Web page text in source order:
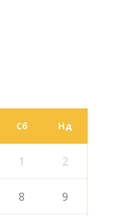
Сб Нд
1 2
8 9